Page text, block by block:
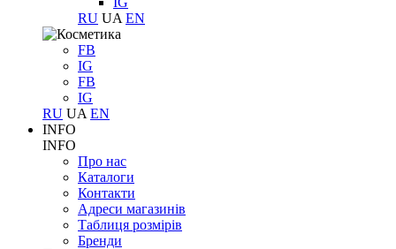
RU UA EN
FB
IG
FB
IG
RU UA EN
INFO
INFO
Про нас
Каталоги
Контакти
Адреси магазинів
Таблиця розмірів
Бренди